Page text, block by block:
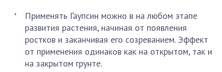
Применять Гаупсин можно в на любом этапе
развития растения, начиная от появления
ростков и заканчивая его созреванием. Эффект
от применения одинаков как на открытом, так и
на закрытом грунте.